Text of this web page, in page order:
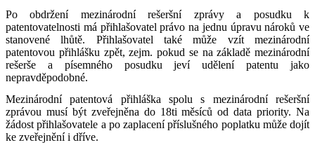
Po obdržení mezinárodní rešeršní zprávy a posudku k
patentovatelnosti má přihlašovatel právo na jednu úpravu nároků ve
stanovené lhůtě. Přihlašovatel také může vzít mezinárodní
patentovou přihlášku zpět, zejm. pokud se na základě mezinárodní
rešerše a písemného posudku jeví udělení patentu jako
nepravděpodobné.
Mezinárodní patentová přihláška spolu s mezinárodní rešeršní
zprávou musí být zveřejněna do 18ti měsíců od data priority. Na
žádost přihlašovatele a po zaplacení příslušného poplatku může dojít
ke zveřejnění i dříve.